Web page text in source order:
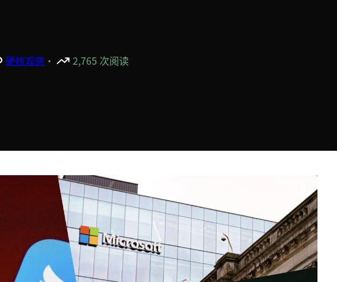
硬核观察 · 2,765 次阅读